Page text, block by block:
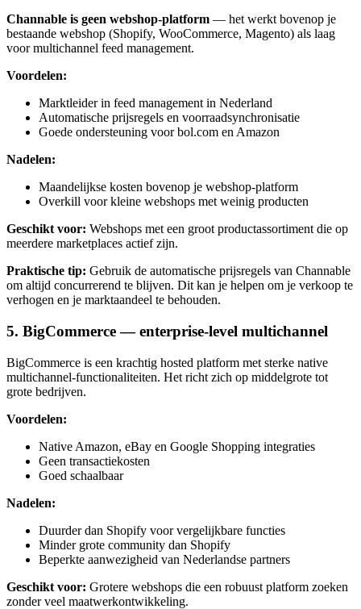
Channable is geen webshop-platform — het werkt bovenop je
bestaande webshop (Shopify, WooCommerce, Magento) als laag
voor multichannel feed management.
Voordelen:
Marktleider in feed management in Nederland
Automatische prijsregels en voorraadsynchronisatie
Goede ondersteuning voor bol.com en Amazon
Nadelen:
Maandelijkse kosten bovenop je webshop-platform
Overkill voor kleine webshops met weinig producten
Geschikt voor: Webshops met een groot productassortiment die op
meerdere marketplaces actief zijn.
Praktische tip: Gebruik de automatische prijsregels van Channable
om altijd concurrerend te blijven. Dit kan je helpen om je verkoop te
verhogen en je marktaandeel te behouden.
5. BigCommerce — enterprise-level multichannel
BigCommerce is een krachtig hosted platform met sterke native
multichannel-functionaliteiten. Het richt zich op middelgrote tot
grote bedrijven.
Voordelen:
Native Amazon, eBay en Google Shopping integraties
Geen transactiekosten
Goed schaalbaar
Nadelen:
Duurder dan Shopify voor vergelijkbare functies
Minder grote community dan Shopify
Beperkte aanwezigheid van Nederlandse partners
Geschikt voor: Grotere webshops die een robuust platform zoeken
zonder veel maatwerkontwikkeling.